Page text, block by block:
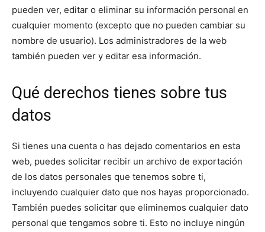
pueden ver, editar o eliminar su información personal en
cualquier momento (excepto que no pueden cambiar su
nombre de usuario). Los administradores de la web
también pueden ver y editar esa información.
Qué derechos tienes sobre tus
datos
Si tienes una cuenta o has dejado comentarios en esta
web, puedes solicitar recibir un archivo de exportación
de los datos personales que tenemos sobre ti,
incluyendo cualquier dato que nos hayas proporcionado.
También puedes solicitar que eliminemos cualquier dato
personal que tengamos sobre ti. Esto no incluye ningún